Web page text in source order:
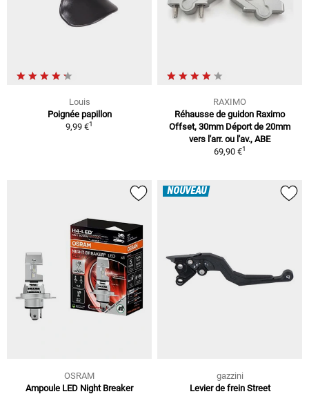
Louis
Poignée papillon
9,99 €1
RAXIMO
Réhausse de guidon Raximo
Offset, 30mm Déport de 20mm
vers l'arr. ou l'av., ABE
69,90 €1
OSRAM
Ampoule LED Night Breaker
NOUVEAU
gazzini
Levier de frein Street